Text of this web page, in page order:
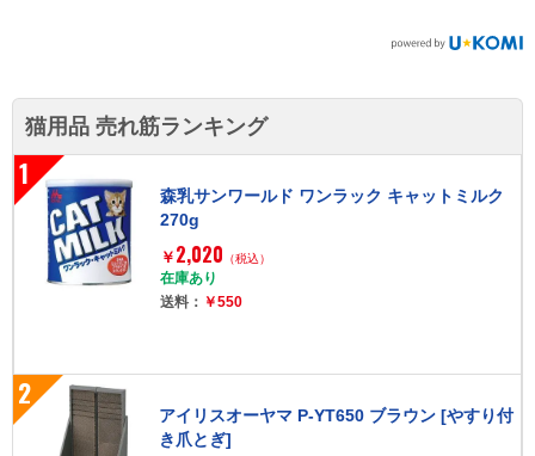
猫用品 売れ筋ランキング
1
森乳サンワールド ワンラック キャットミルク
270g
￥ 2,020 （税込）
在庫あり
送料： ￥550
2
アイリスオーヤマ P-YT650 ブラウン [やすり付
き爪とぎ]